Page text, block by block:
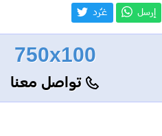
إرسل غـّرد
750x100
تواصل معنا